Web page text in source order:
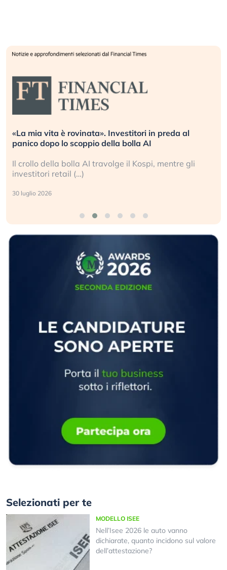
«La mia vita è rovinata». Investitori in preda al
panico dopo lo scoppio della bolla AI
Il crollo della bolla AI travolge il Kospi, mentre gli
investitori retail (…)
30 luglio 2026
Selezionati per te
MODELLO ISEE
Nell’Isee 2026 le auto vanno
dichiarate, quanto incidono sul valore
dell’attestazione?